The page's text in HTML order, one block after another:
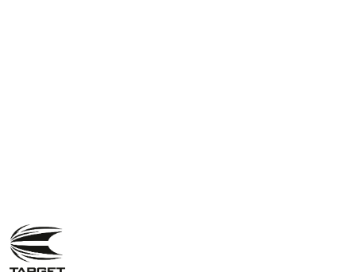
NAZWA
PRODUCENTA:
TARGET